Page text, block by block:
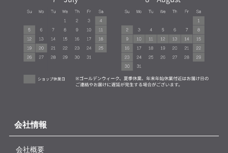
会社情報
会社概要